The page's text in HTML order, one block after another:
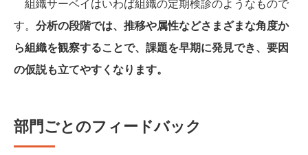
す。 分析の段階では、推移や属性などさまざまな角度か
ら組織を観察することで、課題を早期に発見でき、要因
の仮説も立てやすくなります。
部門ごとのフィードバック